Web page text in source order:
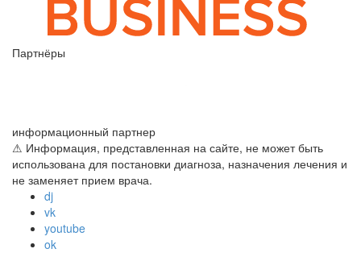
Партнёры
информационный партнер
⚠ Информация, представленная на сайте, не может быть
использована для постановки диагноза, назначения лечения и
не заменяет прием врача.
dj
vk
youtube
ok